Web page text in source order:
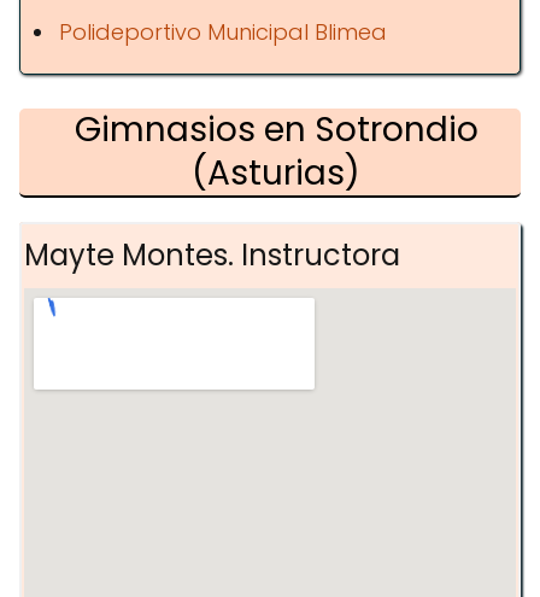
Polideportivo Municipal Blimea
Gimnasios en Sotrondio
(Asturias)
Mayte Montes. Instructora